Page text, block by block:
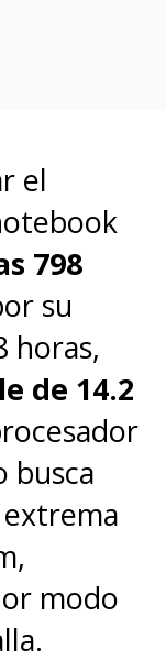
9000
julio de
el
el
798
su
horas,
de 14.2
busca
modo